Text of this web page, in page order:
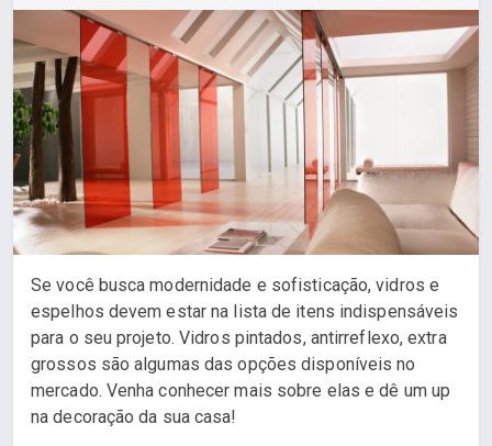
Se você busca modernidade e sofisticação, vidros e
espelhos devem estar na lista de itens indispensáveis
para o seu projeto. Vidros pintados, antirreflexo, extra
grossos são algumas das opções disponíveis no
mercado. Venha conhecer mais sobre elas e dê um up
na decoração da sua casa!